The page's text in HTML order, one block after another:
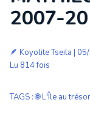
2007-
🪶 Koyolite Tseila |
Lu 814 fois
TAGS :🌐 L'Île au trésor